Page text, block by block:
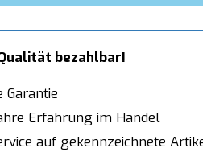
bezahlbar!
Garantie
Erfahrung im Handel
auf gekennzeichnete